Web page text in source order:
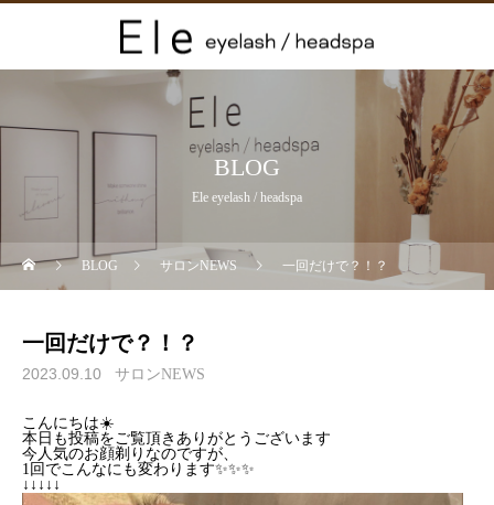
BLOG
Ele eyelash / headspa
BLOG サロンNEWS 一回だけで？！？
一回だけで？！？
2023.09.10 サロンNEWS
こんにちは☀️
本日も投稿をご覧頂きありがとうございます
今人気のお顔剃りなのですが、
1回でこんなにも変わります✨✨✨
↓↓↓↓↓